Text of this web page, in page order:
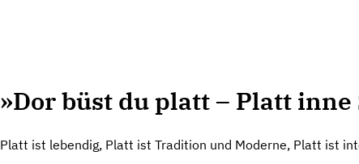
»Dor büst du platt – Platt inne
Platt ist lebendig, Platt ist Tradition und Moderne, Platt ist